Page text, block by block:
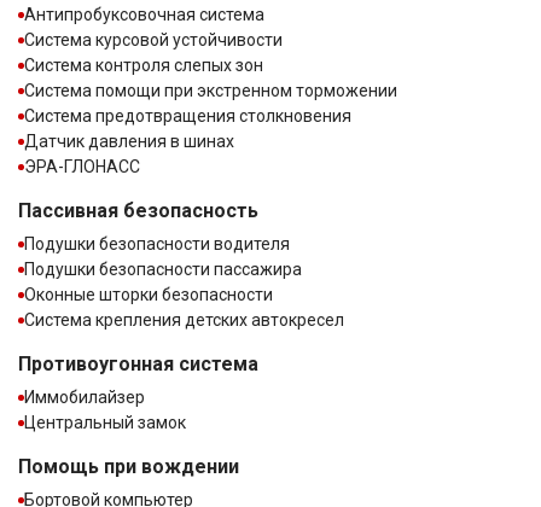
Антипробуксовочная система
Система курсовой устойчивости
Система контроля слепых зон
Система помощи при экстренном торможении
Система предотвращения столкновения
Датчик давления в шинах
ЭРА-ГЛОНАСС
Пассивная безопасность
Подушки безопасности водителя
Подушки безопасности пассажира
Оконные шторки безопасности
Система крепления детских автокресел
Противоугонная система
Иммобилайзер
Центральный замок
Помощь при вождении
Бортовой компьютер